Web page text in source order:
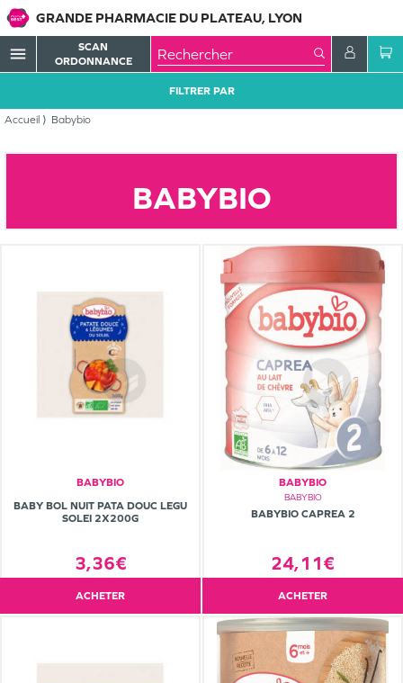
GRANDE PHARMACIE DU PLATEAU, LYON
menu
SCAN
ORDONNANCE
Accueil Babybio
FILTRER PAR
BABYBIO
BABYBIO
BABY BOL NUIT PATA DOUC LEGU
SOLEI 2X200G
3,36€
ACHETER
BABYBIO
BABYBIO
BABYBIO CAPREA 2
24,11€
ACHETER